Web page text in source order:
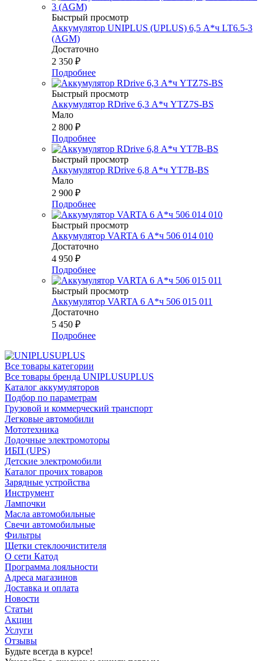
Быстрый просмотр
Аккумулятор UNIPLUS (UPLUS) 6,5 А*ч LT6.5-3
(AGM)
Достаточно
2 350 ₽
Подробнее
Быстрый просмотр
Аккумулятор RDrive 6,3 А*ч YTZ7S-BS
Мало
2 800 ₽
Подробнее
Быстрый просмотр
Аккумулятор RDrive 6,8 А*ч YT7B-BS
Мало
2 900 ₽
Подробнее
Быстрый просмотр
Аккумулятор VARTA 6 А*ч 506 014 010
Достаточно
4 950 ₽
Подробнее
Быстрый просмотр
Аккумулятор VARTA 6 А*ч 506 015 011
Достаточно
5 450 ₽
Подробнее
Все товары категории
Все товары бренда UNIPLUSUPLUS
Каталог аккумуляторов
Подбор по параметрам
Грузовой и коммерческий транспорт
Легковые автомобили
Мототехника
Лодочные электромоторы
ИБП (UPS)
Детские электромобили
Каталог прочих товаров
Зарядные устройства
Инструмент
Лампочки
Масла автомобильные
Свечи автомобильные
Фильтры
Щетки стеклоочистителя
О сети Катод
Программа лояльности
Адреса магазинов
Доставка и оплата
Новости
Статьи
Акции
Услуги
Отзывы
Будьте всегда в курсе!